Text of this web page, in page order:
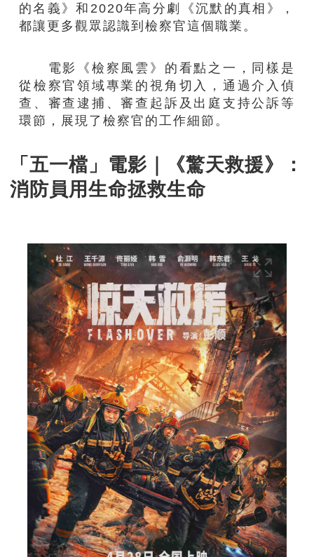
的名義》和2020年高分劇《沉默的真相》，
都讓更多觀眾認識到檢察官這個職業。
電影《檢察風雲》的看點之一，同樣是
從檢察官領域專業的視角切入，通過介入偵
查、審查逮捕、審查起訴及出庭支持公訴等
環節，展現了檢察官的工作細節。
「五一檔」電影｜《驚天救援》：
消防員用生命拯救生命